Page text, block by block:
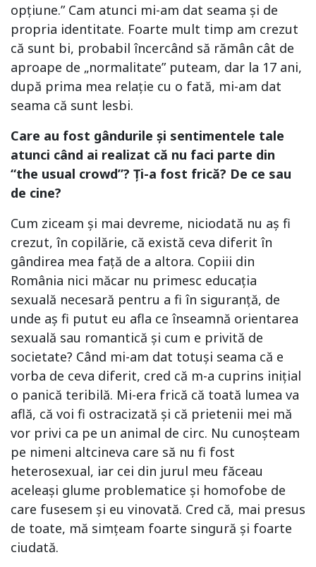
opțiune.” Cam atunci mi-am dat seama și de
propria identitate. Foarte mult timp am crezut
că sunt bi, probabil încercând să rămân cât de
aproape de „normalitate” puteam, dar la 17 ani,
după prima mea relație cu o fată, mi-am dat
seama că sunt lesbi.
Care au fost gândurile și sentimentele tale
atunci când ai realizat că nu faci parte din
“the usual crowd”? Ți-a fost frică? De ce sau
de cine?
Cum ziceam și mai devreme, niciodată nu aș fi
crezut, în copilărie, că există ceva diferit în
gândirea mea față de a altora. Copiii din
România nici măcar nu primesc educația
sexuală necesară pentru a fi în siguranță, de
unde aș fi putut eu afla ce înseamnă orientarea
sexuală sau romantică și cum e privită de
societate? Când mi-am dat totuși seama că e
vorba de ceva diferit, cred că m-a cuprins inițial
o panică teribilă. Mi-era frică că toată lumea va
află, că voi fi ostracizată și că prietenii mei mă
vor privi ca pe un animal de circ. Nu cunoșteam
pe nimeni altcineva care să nu fi fost
heterosexual, iar cei din jurul meu făceau
aceleași glume problematice și homofobe de
care fusesem și eu vinovată. Cred că, mai presus
de toate, mă simțeam foarte singură și foarte
ciudată.